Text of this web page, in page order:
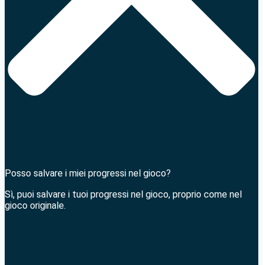
Posso salvare i miei progressi nel gioco?
Sì, puoi salvare i tuoi progressi nel gioco, proprio come nel
gioco originale.